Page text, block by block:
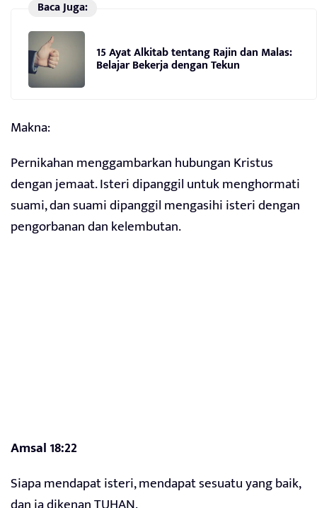
Baca Juga:
15 Ayat Alkitab tentang Rajin dan Malas:
Belajar Bekerja dengan Tekun
Makna:
Pernikahan menggambarkan hubungan Kristus
dengan jemaat. Isteri dipanggil untuk menghormati
suami, dan suami dipanggil mengasihi isteri dengan
pengorbanan dan kelembutan.
Amsal 18:22
Siapa mendapat isteri, mendapat sesuatu yang baik,